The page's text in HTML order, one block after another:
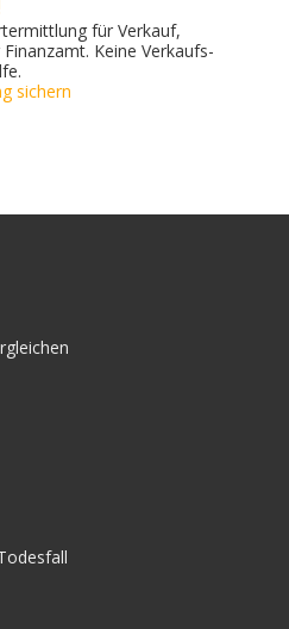
für Verkauf,
Keine Verkaufs­
sichern